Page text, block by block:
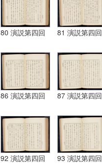
80 演説第四回 81 演説第四回
86 演説第四回 87 演説第四回
92 演説第四回 93 演説第四回